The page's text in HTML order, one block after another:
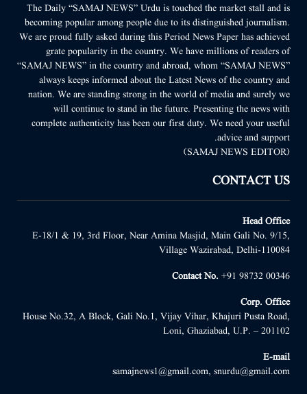
The Daily “SAMAJ NEWS” Urdu is touched the market stall and is
becoming popular among people due to its distinguished journalism.
We are proud fully asked during this Period News Paper has achieved
grate popularity in the country. We have millions of readers of
“SAMAJ NEWS” in the country and abroad, whom “SAMAJ NEWS”
always keeps informed about the Latest News of the country and
nation. We are standing strong in the world of media and surely we
will continue to stand in the future. Presenting the news with
complete authenticity has been our first duty. We need your useful
advice and support.
(SAMAJ NEWS EDITOR)
CONTACT US
Head Office
E-18/1 & 19, 3rd Floor, Near Amina Masjid, Main Gali No. 9/15,
Village Wazirabad, Delhi-110084
Contact No. +91 98732 00346
Corp. Office
House No.32, A Block, Gali No.1, Vijay Vihar, Khajuri Pusta Road,
Loni, Ghaziabad, U.P. – 201102
E-mail
samajnews1@gmail.com, snurdu@gmail.com